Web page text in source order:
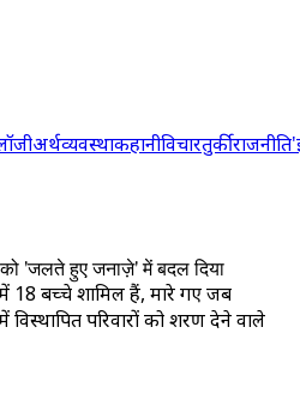
अर्थव्यवस्थाकहानीविचारतुर्कीराजनीति
'जलते हुए जनाज़े' में बदल दिया
18 बच्चे शामिल हैं, मारे गए जब
परिवारों को शरण देने वाले